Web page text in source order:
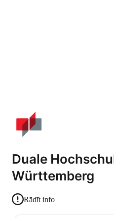
Duale
Württemberg
Rādīt info